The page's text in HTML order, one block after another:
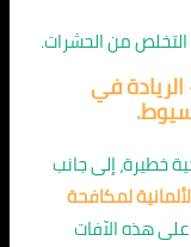
التخلص من الحشرات.
في
خطيرة، إلى جانب
لمكافحة
هذه الآفات